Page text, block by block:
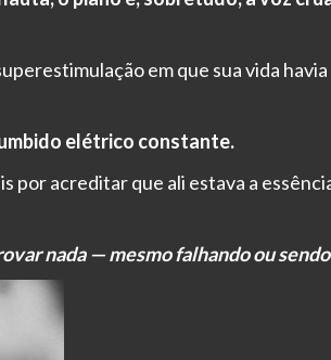
em que sua vida
elétrico constante.
por acreditar que ali estava a
nada — mesmo falhando ou